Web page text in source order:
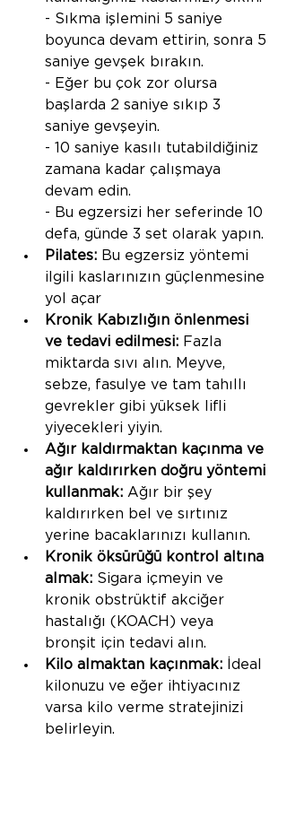
- Sıkma işlemini 5 saniye
boyunca devam ettirin, sonra 5
saniye gevşek bırakın.
- Eğer bu çok zor olursa
başlarda 2 saniye sıkıp 3
saniye gevşeyin.
- 10 saniye kasılı tutabildiğiniz
zamana kadar çalışmaya
devam edin.
- Bu egzersizi her seferinde 10
defa, günde 3 set olarak yapın.
Pilates: Bu egzersiz yöntemi
ilgili kaslarınızın güçlenmesine
yol açar
Kronik Kabızlığın önlenmesi
ve tedavi edilmesi: Fazla
miktarda sıvı alın. Meyve,
sebze, fasulye ve tam tahıllı
gevrekler gibi yüksek lifli
yiyecekleri yiyin.
Ağır kaldırmaktan kaçınma ve
ağır kaldırırken doğru yöntemi
kullanmak: Ağır bir şey
kaldırırken bel ve sırtınız
yerine bacaklarınızı kullanın.
Kronik öksürüğü kontrol altına
almak: Sigara içmeyin ve
kronik obstrüktif akciğer
hastalığı (KOACH) veya
bronşit için tedavi alın.
Kilo almaktan kaçınmak: İdeal
kilonuzu ve eğer ihtiyacınız
varsa kilo verme stratejinizi
belirleyin.